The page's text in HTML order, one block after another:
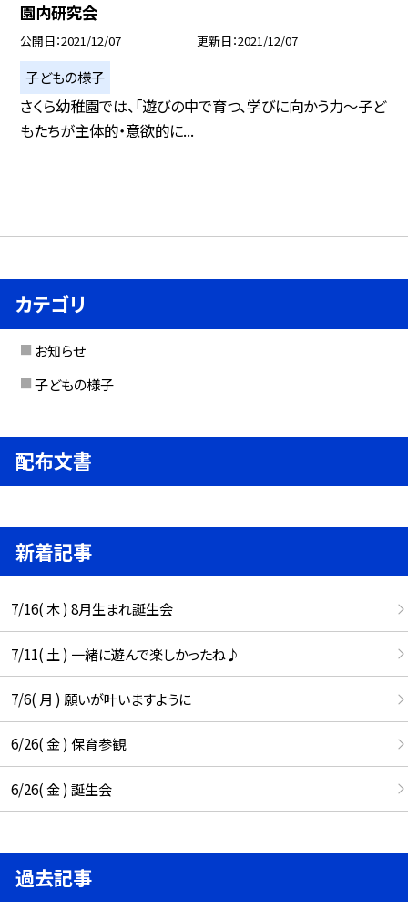
園内研究会
公開日 2021/12/07 更新日 2021/12/07
子どもの様子
さくら幼稚園では、「遊びの中で育つ、学びに向かう力〜子ど
もたちが主体的・意欲的に...
カテゴリ
お知らせ
子どもの様子
配布文書
新着記事
7/16( 木 ) 8月生まれ誕生会
7/11( 土 ) 一緒に遊んで楽しかったね♪
7/6( 月 ) 願いが叶いますように
6/26( 金 ) 保育参観
6/26( 金 ) 誕生会
過去記事